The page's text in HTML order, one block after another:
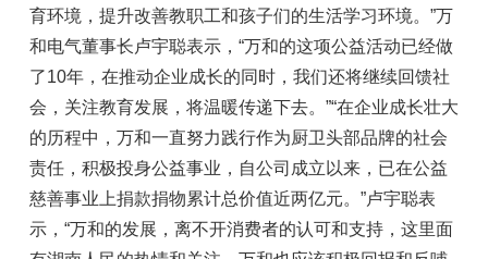
育环境，提升改善教职工和孩子们的生活学习环境。”万
和电气董事长卢宇聪表示，“万和的这项公益活动已经做
了10年，在推动企业成长的同时，我们还将继续回馈社
会，关注教育发展，将温暖传递下去。”“在企业成长壮大
的历程中，万和一直努力践行作为厨卫头部品牌的社会
责任，积极投身公益事业，自公司成立以来，已在公益
慈善事业上捐款捐物累计总价值近两亿元。”卢宇聪表
示，“万和的发展，离不开消费者的认可和支持，这里面